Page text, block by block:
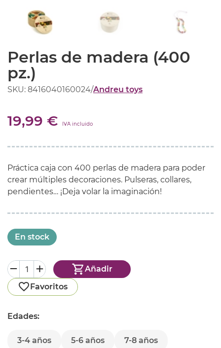
Perlas de madera (400
pz.)
SKU: 8416040160024/Andreu toys
19,99 € IVA incluido
Práctica caja con 400 perlas de madera para poder
crear múltiples decoraciones. Pulseras, collares,
pendientes… ¡Deja volar la imaginación!
En stock
Añadir
Favoritos
Edades:
3-4 años 5-6 años
7-8 años